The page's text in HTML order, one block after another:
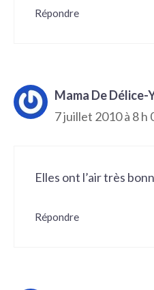
Répondre
Mama De Délice-
7 juillet 2010 à 8 h
Elles ont l’air très
Répondre